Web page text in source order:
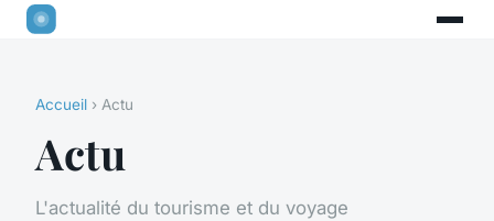
Accueil › Actu
Actu
L'actualité du tourisme et du voyage